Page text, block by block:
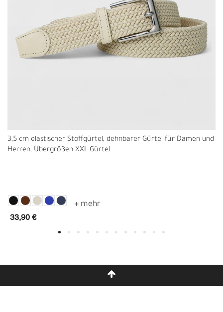
3,5 cm elastischer Stoffgürtel, dehnbarer Gürtel für Damen und
Herren, Übergrößen XXL Gürtel
33,90 €